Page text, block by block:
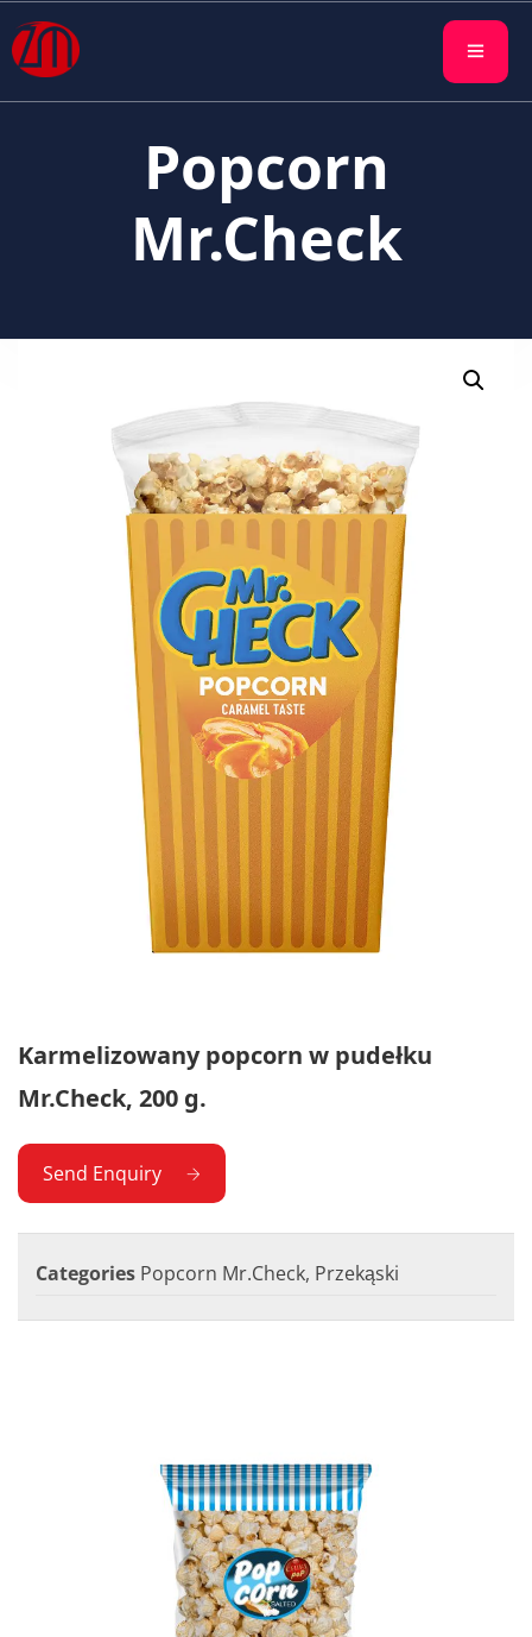
Popcorn
Mr.Check
Karmelizowany popcorn w pudełku
Mr.Check, 200 g.
Send Enquiry
Categories Popcorn Mr.Check, Przekąski